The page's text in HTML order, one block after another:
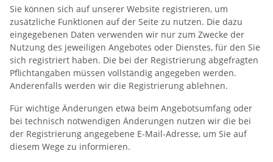
Sie können sich auf unserer Website registrieren, um
zusätzliche Funktionen auf der Seite zu nutzen. Die dazu
eingegebenen Daten verwenden wir nur zum Zwecke der
Nutzung des jeweiligen Angebotes oder Dienstes, für den Sie
sich registriert haben. Die bei der Registrierung abgefragten
Pflichtangaben müssen vollständig angegeben werden.
Anderenfalls werden wir die Registrierung ablehnen.
Für wichtige Änderungen etwa beim Angebotsumfang oder
bei technisch notwendigen Änderungen nutzen wir die bei
der Registrierung angegebene E-Mail-Adresse, um Sie auf
diesem Wege zu informieren.